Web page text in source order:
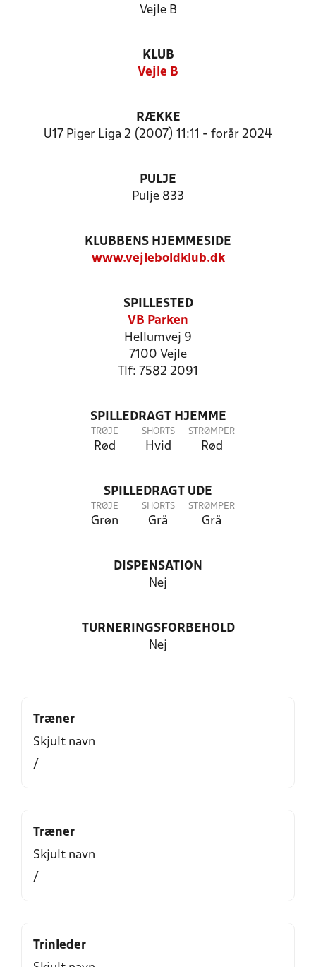
Vejle B
KLUB
Vejle B
RÆKKE
U17 Piger Liga 2 (2007) 11:11 - forår 2024
PULJE
Pulje 833
KLUBBENS HJEMMESIDE
www.vejleboldklub.dk
SPILLESTED
VB Parken
Hellumvej 9
7100 Vejle
Tlf: 7582 2091
SPILLEDRAGT HJEMME
TRØJE
Rød
SHORTS
Hvid
STRØMPER
Rød
SPILLEDRAGT UDE
TRØJE
Grøn
SHORTS
Grå
STRØMPER
Grå
DISPENSATION
Nej
TURNERINGSFORBEHOLD
Nej
Træner
Skjult navn
/
Træner
Skjult navn
/
Trinleder